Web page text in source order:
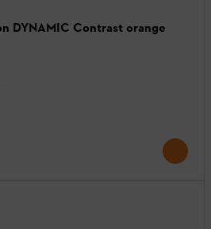
DYNAMIC Contrast orange